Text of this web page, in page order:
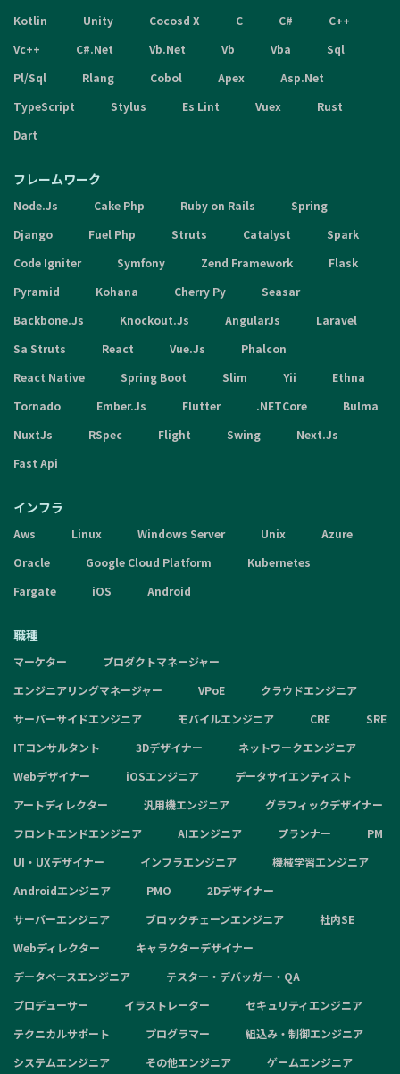
Kotlin
Unity Cocosd X C C#
C++
Vc++
C#.Net Vb.Net Vb Vba
Sql
Pl/Sql
Rlang Cobol Apex
Asp.Net
TypeScript
Stylus Es Lint Vuex
Rust
Dart
フレームワーク
Node.Js Cake Php Ruby on Rails
Spring
Django
Fuel Php Struts Catalyst
Spark
Code Igniter
Symfony Zend Framework
Flask
Pyramid
Kohana Cherry Py
Seasar
Backbone.Js
Knockout.Js AngularJs
Laravel
Sa Struts
React Vue.Js
Phalcon
React Native
Spring Boot Slim Yii
Ethna
Tornado
Ember.Js Flutter .NETCore
Bulma
NuxtJs
RSpec Flight Swing
Next.Js
Fast Api
インフラ
Aws Linux Windows Server Unix
Azure
Oracle
Google Cloud Platform
Kubernetes
Fargate
iOS Android
職種
マーケター
プロダクトマネージャー
エンジニアリングマネージャー
VPoE
クラウドエンジニア
サーバーサイドエンジニア
モバイルエンジニア CRE
SRE
ITコンサルタント
3Dデザイナー
ネットワークエンジニア
Webデザイナー
iOSエンジニア
データサイエンティスト
アートディレクター
汎用機エンジニア
グラフィックデザイナー
フロントエンドエンジニア
AIエンジニア プランナー
PM
UI・UXデザイナー
インフラエンジニア
機械学習エンジニア
Androidエンジニア
PMO
2Dデザイナー
サーバーエンジニア
ブロックチェーンエンジニア
社内SE
Webディレクター
キャラクターデザイナー
データベースエンジニア
テスター・デバッガー・QA
プロデューサー
イラストレーター
セキュリティエンジニア
テクニカルサポート
プログラマー
組込み・制御エンジニア
システムエンジニア
その他エンジニア ゲームエンジニア